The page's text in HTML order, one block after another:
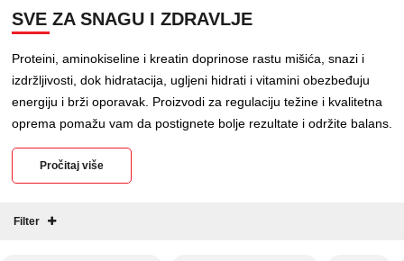
SVE ZA SNAGU I ZDRAVLJE
Proteini, aminokiseline i kreatin doprinose rastu mišića, snazi i
izdržljivosti, dok hidratacija, ugljeni hidrati i vitamini obezbeđuju
energiju i brži oporavak. Proizvodi za regulaciju težine i kvalitetna
oprema pomažu vam da postignete bolje rezultate i održite balans.
Pročitaj više
Filter